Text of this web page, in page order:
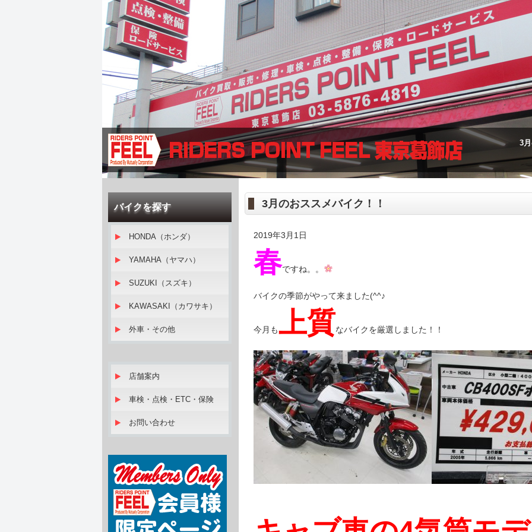
3
3月のおススメバイク！！
2019年3月1日
春ですね。。
バイクの季節がやって来ました(^^♪
今月も上質なバイクを厳選しました！！
バイクを探す
HONDA（ホンダ）
YAMAHA（ヤマハ）
SUZUKI（スズキ）
KAWASAKI（カワサキ）
外車・その他
店舗案内
車検・点検・ETC・保険
お問い合わせ